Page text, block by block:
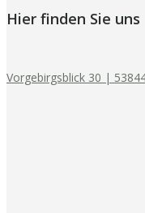
Hier finden Sie uns
Vorgebirgsblick 30 |